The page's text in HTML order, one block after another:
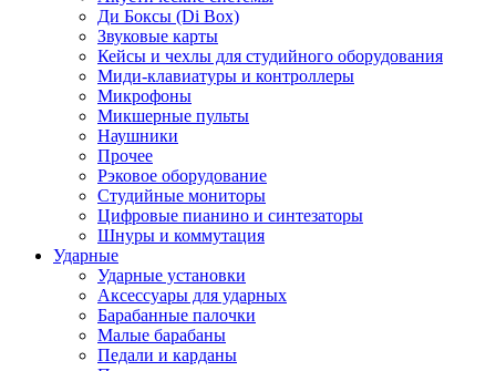
Ди Боксы (Di Box)
Звуковые карты
Кейсы и чехлы для студийного оборудования
Миди-клавиатуры и контроллеры
Микрофоны
Микшерные пульты
Наушники
Прочее
Рэковое оборудование
Студийные мониторы
Цифровые пианино и синтезаторы
Шнуры и коммутация
Ударные
Ударные установки
Аксессуары для ударных
Барабанные палочки
Малые барабаны
Педали и карданы